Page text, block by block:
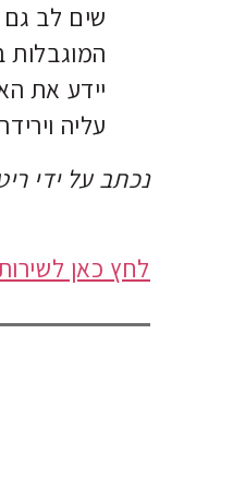
שים לב
המוגבלות
יידע את
עליה
נכתב על ידי
לחץ כאן